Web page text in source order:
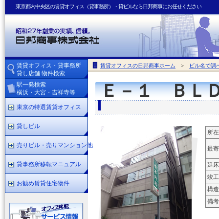
東京都内中央区の賃貸オフィス（貸事務所）・貸ビルなら日邦商事にお任せください
賃貸オフィスの日邦商事ホーム > ビル名で調
Ｅ－１ ＢＬ
所
最
延床
竣工
構
備考
賃貸オフィス・貸事務所
貸し店舗 物件検索
駅一発検索
横浜・大宮・吉祥寺等
東京の特選賃貸オフィス
貸しビル
売りビル・売りマンション他
貸事務所移転マニュアル
お勧め賃貸住宅物件